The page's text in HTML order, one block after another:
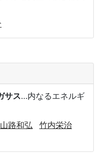
サス…内なるエネルギ
山路和弘
竹内栄治